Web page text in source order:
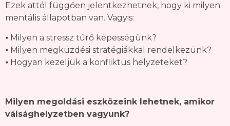
Ezek attól függően jelentkezhetnek, hogy ki milyen
mentális állapotban van. Vagyis:
⦁ Milyen a stressz tűrő képességünk?
⦁ Milyen megküzdési stratégiákkal rendelkezünk?
⦁ Hogyan kezeljük a konfliktus helyzeteket?
Milyen megoldási eszközeink lehetnek, amikor
válsághelyzetben vagyunk?